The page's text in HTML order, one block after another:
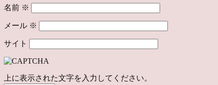
名前 ※
メール ※
サイト
上に表示された文字を入力してください。